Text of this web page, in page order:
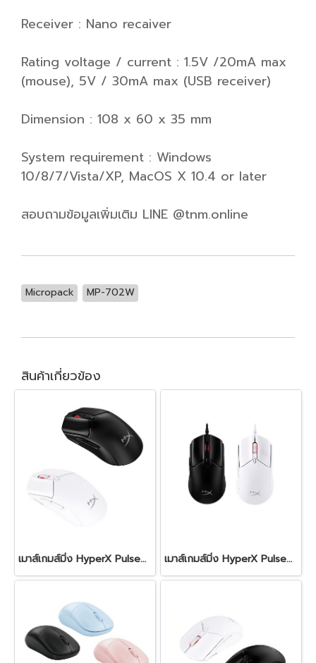
Receiver : Nano recaiver
Rating voltage / current : 1.5V /20mA max
(mouse), 5V / 30mA max (USB receiver)
Dimension : 108 x 60 x 35 mm
System requirement : Windows
10/8/7/Vista/XP, MacOS X 10.4 or later
สอบถามข้อมูลเพิ่มเติม LINE @tnm.online
Micropack MP-702W
สินค้าเกี่ยวข้อง
เมาส์เกมส์มิ่ง HyperX Pulsefire Haste 2 Core Wireless เมาส์เกมส์มิ่ง HyperX Pulsefire Haste 2 Gaming Mouse (USB)